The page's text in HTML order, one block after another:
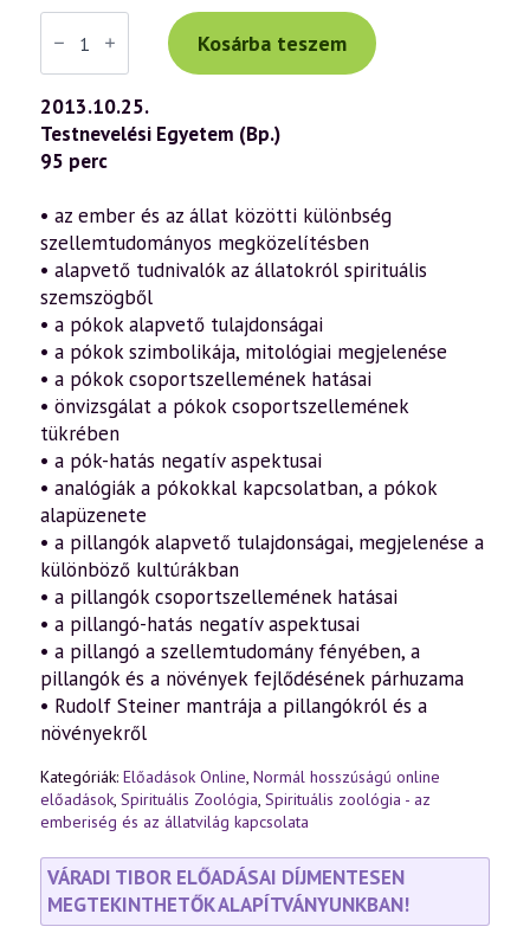
Váradi
Tibor
előadás
(648)
—
Spirituális
Zoológia
–
Az
és
az
állatvilág
kapcsolata
rész
(2013.10.25.)
mennyiség
Kosárba teszem
2013.10.25.
Testnevelési Egyetem (Bp.)
95 perc
• az ember és az állat közötti különbség
szellemtudományos megközelítésben
• alapvető tudnivalók az állatokról spirituális
szemszögből
• a pókok alapvető tulajdonságai
• a pókok szimbolikája, mitológiai megjelenése
• a pókok csoportszellemének hatásai
• önvizsgálat a pókok csoportszellemének
tükrében
• a pók-hatás negatív aspektusai
• analógiák a pókokkal kapcsolatban, a pókok
alapüzenete
• a pillangók alapvető tulajdonságai, megjelenése a
különböző kultúrákban
• a pillangók csoportszellemének hatásai
• a pillangó-hatás negatív aspektusai
• a pillangó a szellemtudomány fényében, a
pillangók és a növények fejlődésének párhuzama
• Rudolf Steiner mantrája a pillangókról és a
növényekről
Kategóriák: Előadások Online, Normál hosszúságú online
előadások, Spirituális Zoológia, Spirituális zoológia - az
emberiség és az állatvilág kapcsolata
VÁRADI TIBOR ELŐADÁSAI DÍJMENTESEN
MEGTEKINTHETŐK ALAPÍTVÁNYUNKBAN!